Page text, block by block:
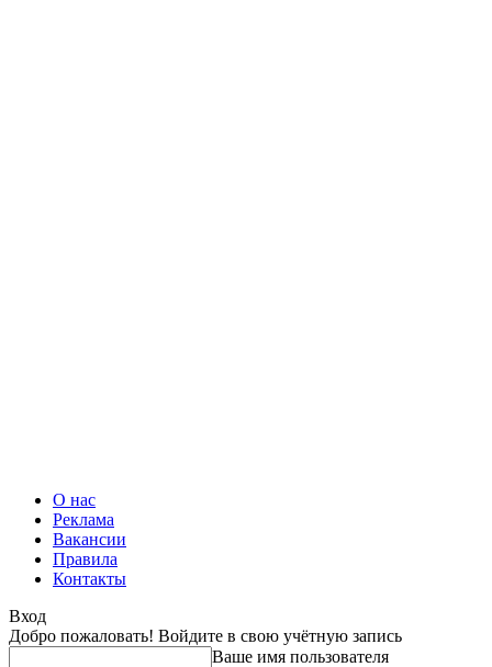
О нас
Реклама
Вакансии
Правила
Контакты
Вход
Добро пожаловать! Войдите в свою учётную запись
Ваше имя пользователя